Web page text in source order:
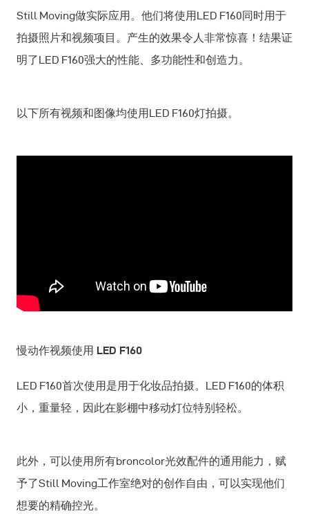
Still Moving做实际应用。他们将使用LED F160同时用于
拍摄照片和视频项目。产生的效果令人非常惊喜！结果证
明了LED F160强大的性能、多功能性和创造力。
以下所有视频和图像均使用LED F160灯拍摄。
慢动作视频使用 LED F160
LED F160首次使用是用于化妆品拍摄。LED F160的体积
小，重量轻，因此在影棚中移动灯位特别轻松。
此外，可以使用所有broncolor光效配件的通用能力，赋
予了Still Moving工作室绝对的创作自由，可以实现他们
想要的精确控光。